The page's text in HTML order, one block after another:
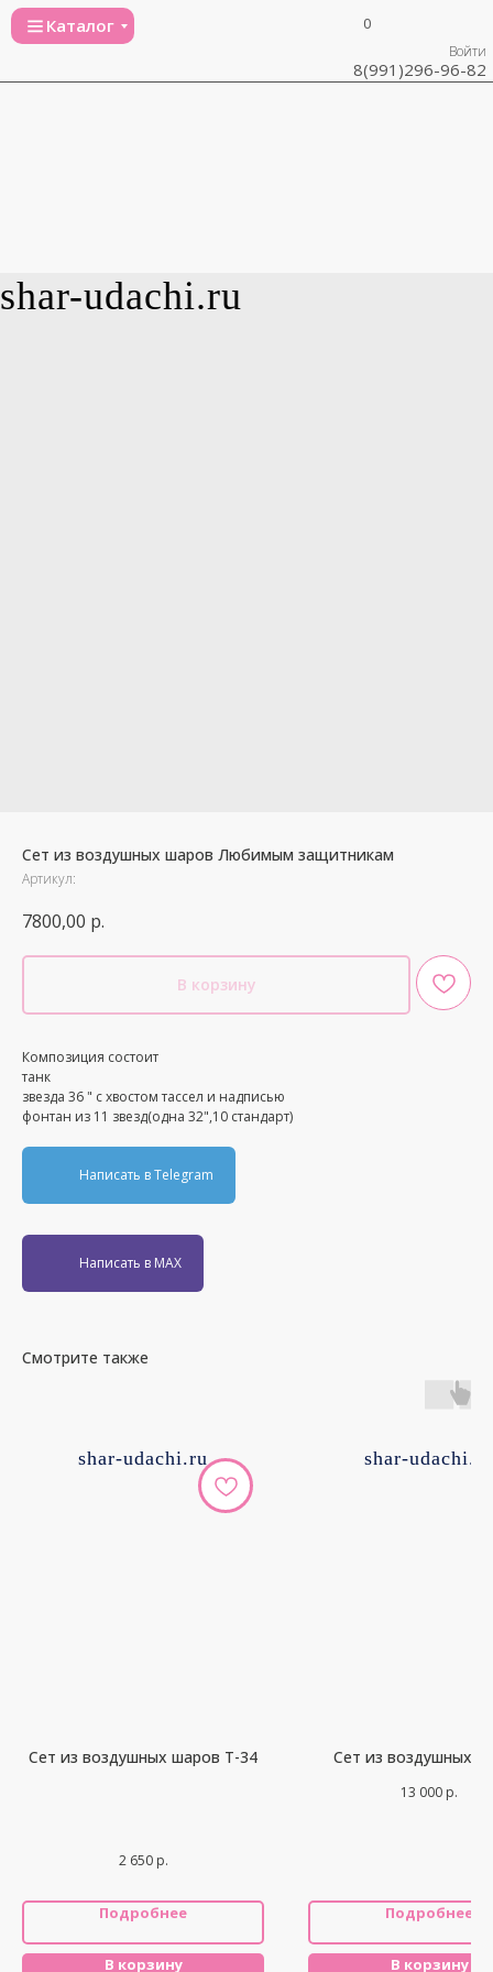
Каталог
Войти
0
8(991)296-96-82
shar-udachi.ru
Сет из воздушных шаров Любимым защитникам
Артикул:
7800,00 р.
В корзину
Композиция состоит
танк
звезда 36 " с хвостом тассел и надписью
фонтан из 11 звезд(одна 32",10 стандарт)
Написать в Telegram
Написать в MAX
Смотрите также
shar-udachi.ru
Сет из воздушных шаров Т-34
2 650 р.
Подробнее
В корзину
shar-udachi.ru
Сет из воздушных
13 000 р.
Подробнее
В корзину